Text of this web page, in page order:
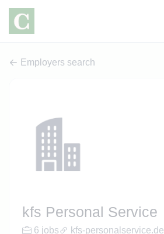
Employers search
kfs Personal Service
6 jobs kfs-personalservice.de